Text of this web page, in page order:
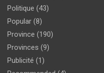
Politique (43)
Popular (8)
Province (190)
Provinces (9)
Publicité (1)